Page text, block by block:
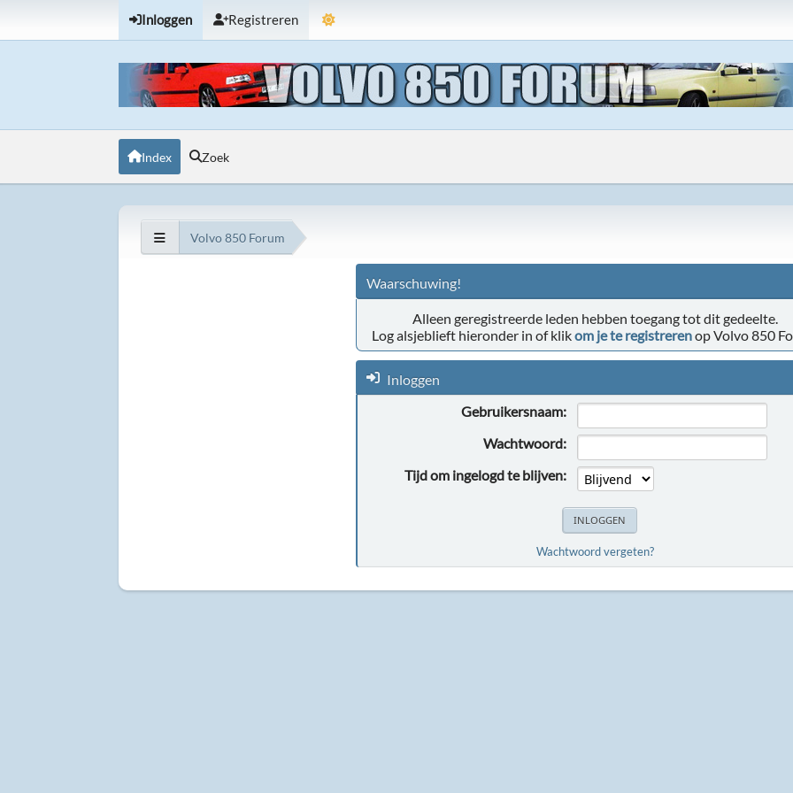
Inloggen Registreren
Index Zoek
Volvo 850 Forum
Waarschuwing!
Alleen geregistreerde leden hebben toegang tot dit gedeelte.
Log alsjeblieft hieronder in of klikom je te registrerenop Volvo 850
Inloggen
Gebruikersnaam:
Wachtwoord:
Tijd om ingelogd te blijven:
Wachtwoord vergeten?